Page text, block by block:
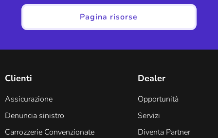
Pagina risorse
Clienti
Assicurazione
Denuncia sinistro
Carrozzerie Convenzionate
Dealer
Opportunità
Servizi
Diventa Partner